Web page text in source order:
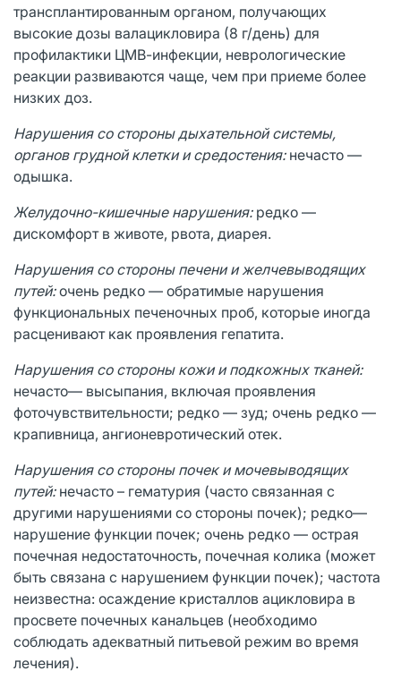
трансплантированным органом, получающих
высокие дозы валацикловира (8 г/день) для
профилактики ЦМВ-инфекции, неврологические
реакции развиваются чаще, чем при приеме более
низких доз.
Нарушения со стороны дыхательной системы,
органов грудной клетки и средостения:нечасто —
одышка.
Желудочно-кишечные нарушения:редко —
дискомфорт в животе, рвота, диарея.
Нарушения со стороны печени и желчевыводящих
путей:очень редко — обратимые нарушения
функциональных печеночных проб, которые иногда
расценивают как проявления гепатита.
Нарушения со стороны кожи и подкожных тканей:
нечасто— высыпания, включая проявления
фоточувствительности; редко — зуд; очень редко —
крапивница, ангионевротический отек.
Нарушения со стороны почек и мочевыводящих
путей:нечасто – гематурия (часто связанная с
другими нарушениями со стороны почек); редко—
нарушение функции почек; очень редко — острая
почечная недостаточность, почечная колика (может
быть связана с нарушением функции почек); частота
неизвестна: осаждение кристаллов ацикловира в
просвете почечных канальцев (необходимо
соблюдать адекватный питьевой режим во время
лечения).